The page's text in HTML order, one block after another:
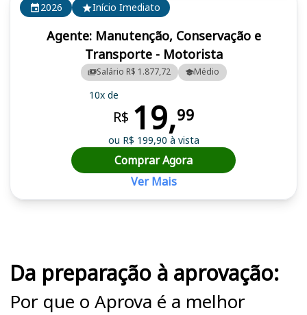
2026 Início Imediato
Agente: Manutenção, Conservação e
Transporte - Motorista
Salário R$ 1.877,72 Médio
10x de
R$ 19,99
ou R$ 199,90 à vista
Comprar Agora
Ver Mais
Da preparação à aprovação:
Por que o Aprova é a melhor